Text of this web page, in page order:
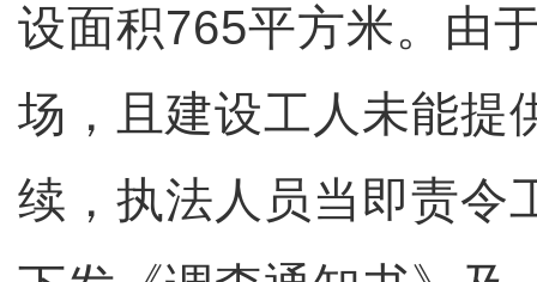
设面积765平方米。由
场，且建设工人未能提
续，执法人员当即责令